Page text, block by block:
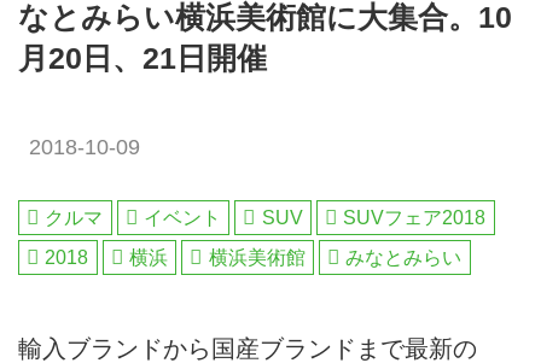
なとみらい横浜美術館に大集合。10
月20日、21日開催
2018-10-09
クルマ イベント SUV
SUVフェア2018
2018
横浜 横浜美術館 みなとみらい
輸入ブランドから国産ブランドまで最新の